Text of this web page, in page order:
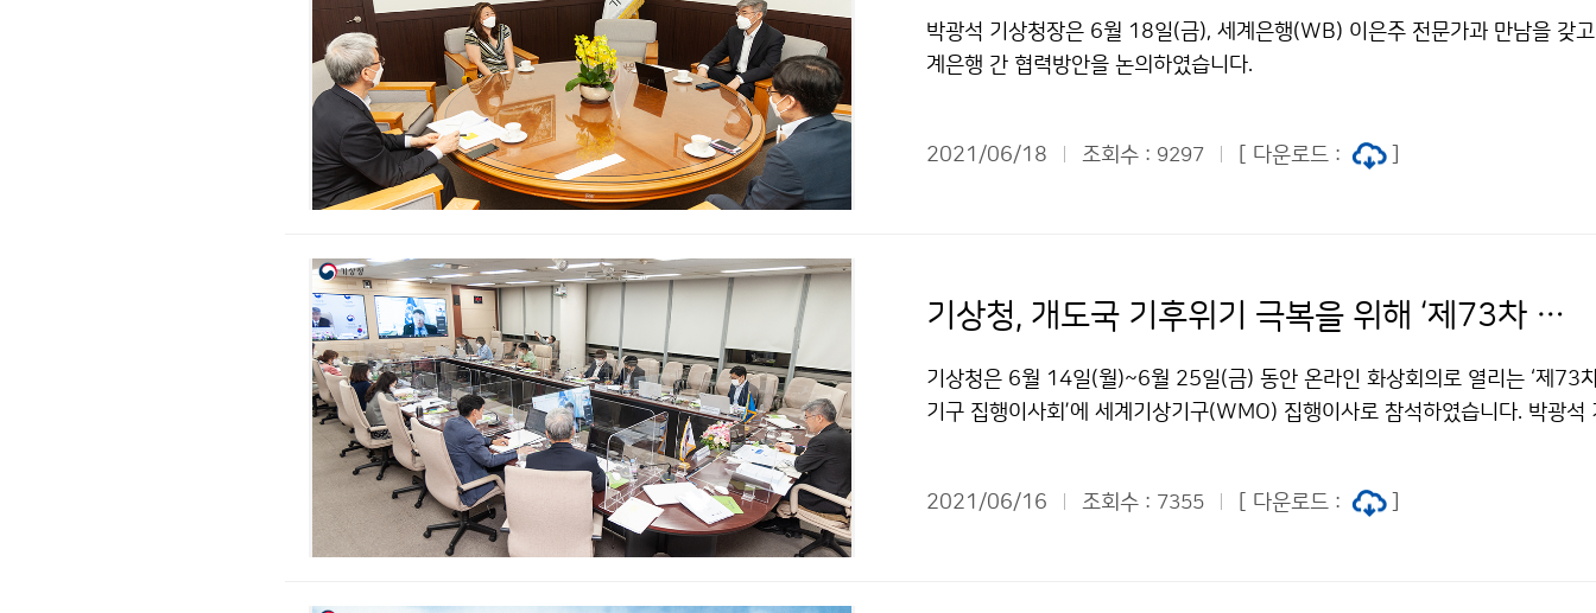
박광석 기상청장은 6월 18일(금), 세계은행(WB) 이은주 전문가과 만남을 갖
계은행 간 협력방안을 논의하였습니다.
2021/06/18 조회수 : 9297 [ 다운로드 :
기상청, 개도국 기후위기 극복을 위해 ‘제73차 세계기상기구 집행이사회’ 참석
기상청은 6월 14일(월)~6월 25일(금) 동안 온라인 화상회의로 열리는 ‘제73
기구 집행이사회’에 세계기상기구(WMO) 집행이사로 참석하였습니다. 박광석
2021/06/16
조회수 : 7355 [ 다운로드 :